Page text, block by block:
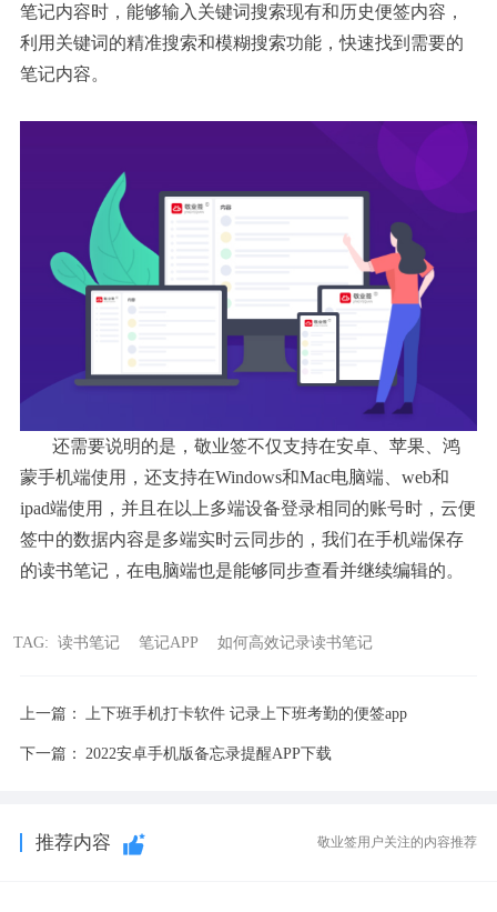
笔记内容时，能够输入关键词搜索现有和历史便签内容，
利用关键词的精准搜索和模糊搜索功能，快速找到需要的
笔记内容。
还需要说明的是，敬业签不仅支持在安卓、苹果、鸿
蒙手机端使用，还支持在Windows和Mac电脑端、web和
ipad端使用，并且在以上多端设备登录相同的账号时，云便
签中的数据内容是多端实时云同步的，我们在手机端保存
的读书笔记，在电脑端也是能够同步查看并继续编辑的。
TAG: 读书笔记 笔记APP 如何高效记录读书笔记
上一篇： 上下班手机打卡软件 记录上下班考勤的便签app
下一篇： 2022安卓手机版备忘录提醒APP下载
推荐内容 敬业签用户关注的内容推荐